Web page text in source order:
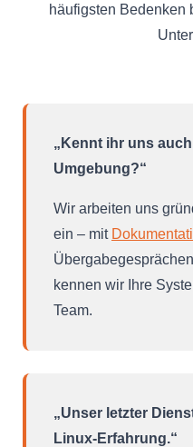
häufigsten Bedenken
„Kennt ihr uns
Umgebung?“
Wir arbeiten uns
ein – mit
kennen wir Ihre
Team.
„Unser letzter
Linux-Erfahrung.“